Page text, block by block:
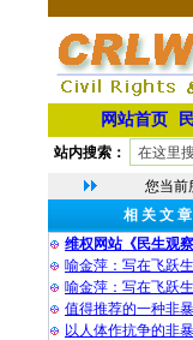
网站首页
站内搜索：
您当前
相 关 文 章
维权网站《民生观
喻金萍：写在飞跃
喻金萍：写在飞跃
值得推荐的一种非
以人体作抗争的非